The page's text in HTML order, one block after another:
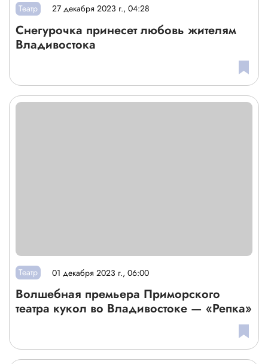
Театр 27 декабря 2023 г., 04:28
Снегурочка принесет любовь жителям
Владивостока
Театр 01 декабря 2023 г., 06:00
Волшебная премьера Приморского
театра кукол во Владивостоке — «Репка»